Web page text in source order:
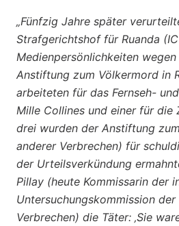
„Fünfzig Jahre später
Strafgerichtshof für Ruanda
Medienpersönlichkeiten
Anstiftung zum Völkermord in
arbeiteten für das Fernseh-
Mille Collines und einer für die
drei wurden der Anstiftung
anderer Verbrechen) für
der Urteilsverkündung
Pillay (heute Kommissarin der
Untersuchungskommission der
Verbrechen) die Täter: ‚Sie